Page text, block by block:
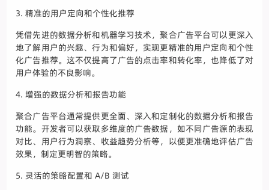
3. 精准的用户定向和个性化推荐
凭借先进的数据分析和机器学习技术，聚合广告平台可以更深入
地了解用户的兴趣、行为和偏好，实现更精准的用户定向和个性
化广告推荐。这不仅提高了广告的点击率和转化率，也降低了对
用户体验的不良影响。
4. 增强的数据分析和报告功能
聚合广告平台通常提供更全面、深入和定制化的数据分析和报告
功能。开发者可以获取多维度的广告数据，如不同广告源的表现
对比、用户行为洞察、收益趋势分析等，以便更准确地评估广告
效果，制定更明智的策略。
5. 灵活的策略配置和 A/B 测试